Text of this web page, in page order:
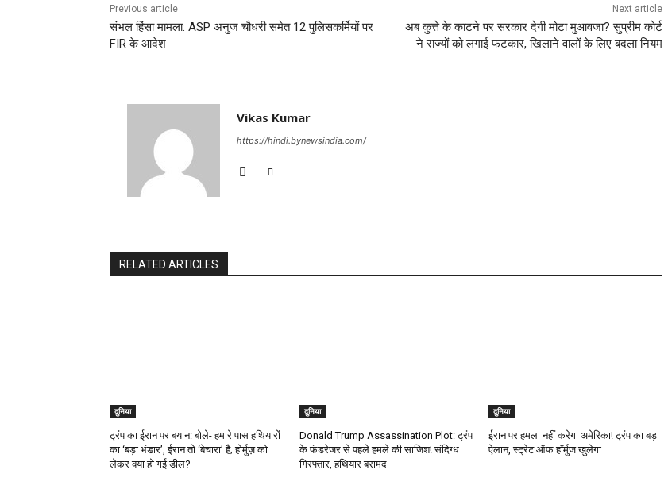
Previous article
संभल हिंसा मामला: ASP अनुज चौधरी समेत 12 पुलिसकर्मियों पर
FIR के आदेश
Next article
अब कुत्ते के काटने पर सरकार देगी मोटा मुआवजा? सुप्रीम कोर्ट
ने राज्यों को लगाई फटकार, खिलाने वालों के लिए बदला नियम
Vikas Kumar
https://hindi.bynewsindia.com/
RELATED ARTICLES
दुनिया
ट्रंप का ईरान पर बयान: बोले- हमारे पास हथियारों
का ‘बड़ा भंडार’, ईरान तो ‘बेचारा’ है; होर्मुज़ को
लेकर क्या हो गई डील?
दुनिया
Donald Trump Assassination Plot: ट्रंप
के फंडरेजर से पहले हमले की साजिश! संदिग्ध
गिरफ्तार, हथियार बरामद
दुनिया
ईरान पर हमला नहीं करेगा अमेरिका! ट्रंप का बड़ा
ऐलान, स्ट्रेट ऑफ हॉर्मुज खुलेगा